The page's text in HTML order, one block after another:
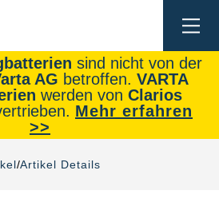
sind nicht von der
AG betroffen. VARTA
werden von Clarios
Mehr erfahren
>>
Artikel Details